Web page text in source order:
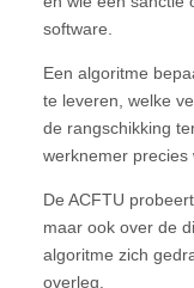
software.
Een algoritme
te leveren, welke
de rangschikking
werknemer precies
De ACFTU
maar ook over de
algoritme zich
overleg.